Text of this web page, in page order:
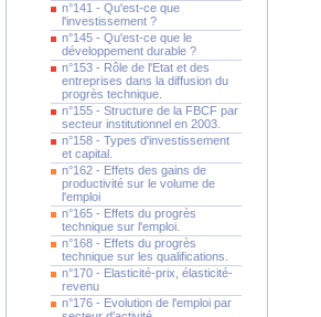
n°141 - Qu'est-ce que
l'investissement ?
n°145 - Qu'est-ce que le
développement durable ?
n°153 - Rôle de l'Etat et des
entreprises dans la diffusion du
progrès technique.
n°155 - Structure de la FBCF par
secteur institutionnel en 2003.
n°158 - Types d'investissement
et capital.
n°162 - Effets des gains de
productivité sur le volume de
l'emploi
n°165 - Effets du progrès
technique sur l'emploi.
n°168 - Effets du progrès
technique sur les qualifications.
n°170 - Elasticité-prix, élasticité-
revenu
n°176 - Evolution de l'emploi par